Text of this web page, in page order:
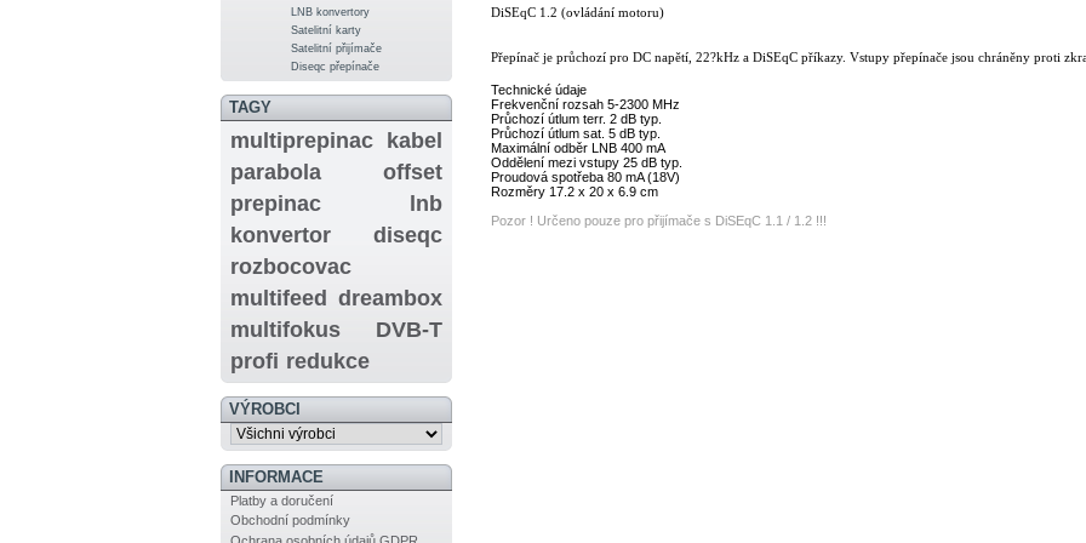
LNB konvertory
Satelitní karty
Satelitní přijímače
Diseqc přepínače
TAGY
multiprepinac
kabel
parabola
offset
prepinac
lnb
konvertor
diseqc
rozbocovac
multifeed dreambox
multifokus
DVB-T
profi redukce
VÝROBCI
INFORMACE
Platby a doručení
Obchodní podmínky
Ochrana osobních údajů GDPR
DiSEqC 1.2 (ovládání motoru)
Přepínač je průchozí pro DC napětí, 22?kHz a DiSEqC příkazy. Vstupy přepínače jsou chráněny proti
Technické údaje
Frekvenční rozsah 5-2300 MHz
Průchozí útlum terr. 2 dB typ.
Průchozí útlum sat. 5 dB typ.
Maximální odběr LNB 400 mA
Oddělení mezi vstupy 25 dB typ.
Proudová spotřeba 80 mA (18V)
Rozměry 17.2 x 20 x 6.9 cm
Pozor ! Určeno pouze pro přijímače s DiSEqC 1.1 / 1.2 !!!